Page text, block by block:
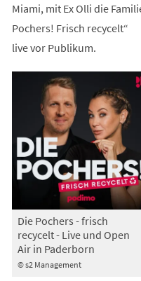
Miami, mit Ex Olli die
Pochers! Frisch recycelt“
live vor Publikum.
© s2 Management
Die Pochers - frisch
recycelt - Live und Open
Air in Paderborn